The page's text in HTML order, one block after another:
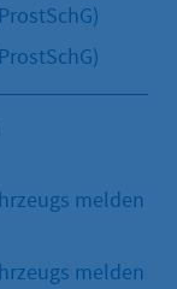
melden
melden